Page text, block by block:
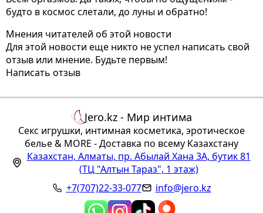
будто в космос слетали, до луны и обратно!
Мнения читателей об этой новости
Для этой новости еще никто не успел написать свой
отзыв или мнение. Будьте первым!
Написать отзыв
Jero.kz - Мир интима
Секс игрушки, интимная косметика, эротическое
белье & MORE - Доставка по всему Казахстану
Казахстан, Алматы, пр. Абылай Хана 3А, бутик 81
(ТЦ "Алтын Тараз", 1 этаж)
+7(707)22-33-077
info@jero.kz